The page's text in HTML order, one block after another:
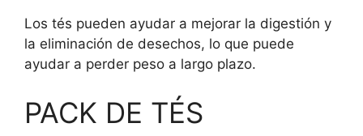
Los tés pueden ayudar a mejorar la digestión y
la eliminación de desechos, lo que puede
ayudar a perder peso a largo plazo.
PACK DE TÉS